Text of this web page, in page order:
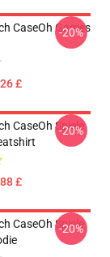
CaseOh Games
£
-20%
CaseOh Spiele
£
-20%
CaseOh Spiele
-20%